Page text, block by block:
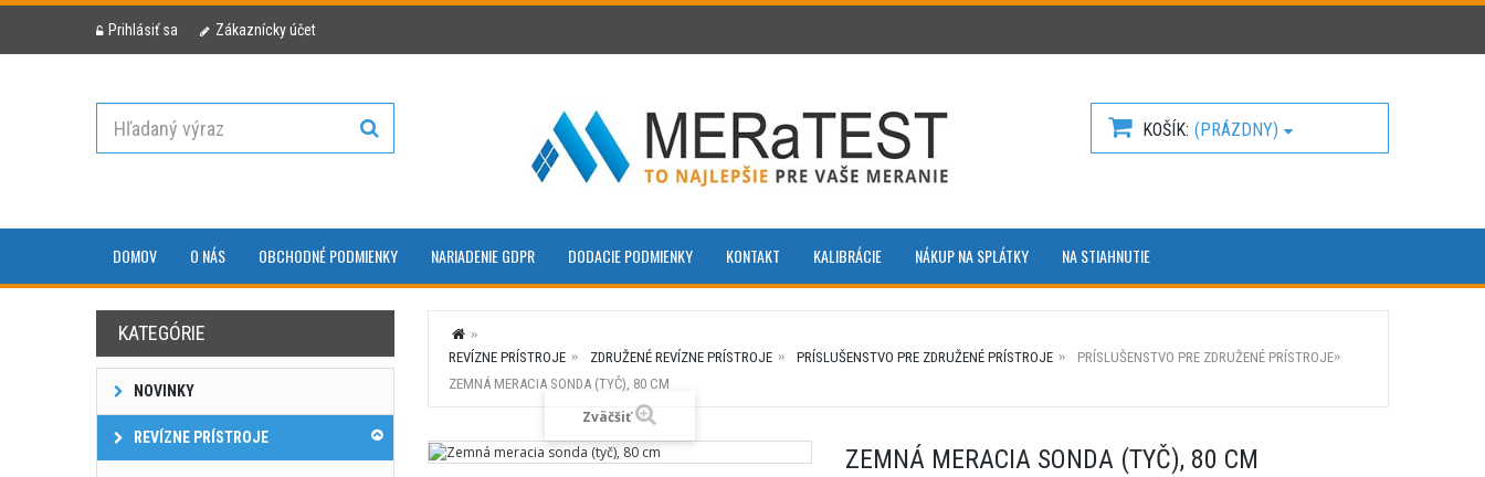
Prihlásiť sa Zákaznícky účet
KOŠÍK (PRÁZDNY)
DOMOV O NÁS OBCHODNÉ PODMIENKY NARIADENIE GDPR DODACIE PODMIENKY KONTAKT KALIBRÁCIE NÁKUP NA SPLÁTKY NA STIAHNUTIE
KATEGÓRIE
NOVINKY
REVÍZNE PRÍSTROJE
REVÍZNE PRÍSTROJE ZDRUŽENÉ REVÍZNE PRÍSTROJE PRÍSLUŠENSTVO PRE ZDRUŽENÉ PRÍSTROJE
PRÍSLUŠENSTVO PRE ZDRUŽENÉ PRÍSTROJE
ZEMNÁ MERACIA SONDA (TYČ), 80 CM
Zväčšiť
ZEMNÁ MERACIA SONDA (TYČ), 80 CM